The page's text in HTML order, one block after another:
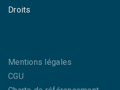
Droits
Mentions légales
CGU